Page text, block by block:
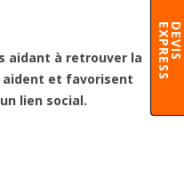
D
E
V
I
S
E
X
P
R
E
S
S
aidant à retrouver la
aident et favorisent
lien social.